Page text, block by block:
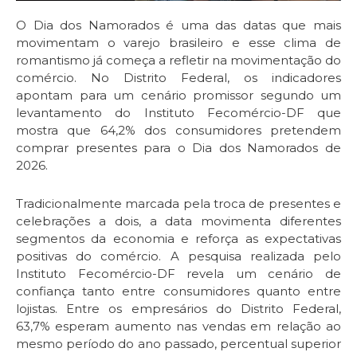
O Dia dos Namorados é uma das datas que mais
movimentam o varejo brasileiro e esse clima de
romantismo já começa a refletir na movimentação do
comércio. No Distrito Federal, os indicadores
apontam para um cenário promissor segundo um
levantamento do Instituto Fecomércio-DF que
mostra que 64,2% dos consumidores pretendem
comprar presentes para o Dia dos Namorados de
2026.
Tradicionalmente marcada pela troca de presentes e
celebrações a dois, a data movimenta diferentes
segmentos da economia e reforça as expectativas
positivas do comércio. A pesquisa realizada pelo
Instituto Fecomércio-DF revela um cenário de
confiança tanto entre consumidores quanto entre
lojistas. Entre os empresários do Distrito Federal,
63,7% esperam aumento nas vendas em relação ao
mesmo período do ano passado, percentual superior